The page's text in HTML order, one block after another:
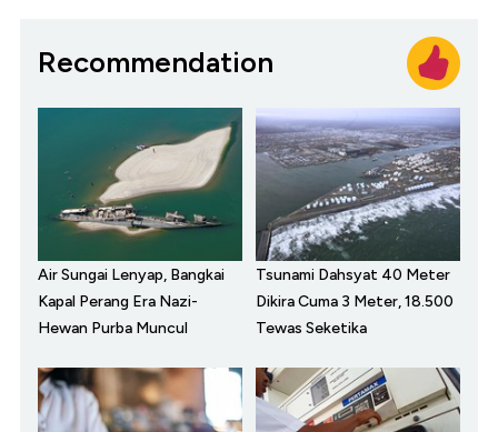
Recommendation
Air Sungai Lenyap, Bangkai
Kapal Perang Era Nazi-
Hewan Purba Muncul
Tsunami Dahsyat 40 Meter
Dikira Cuma 3 Meter, 18.500
Tewas Seketika